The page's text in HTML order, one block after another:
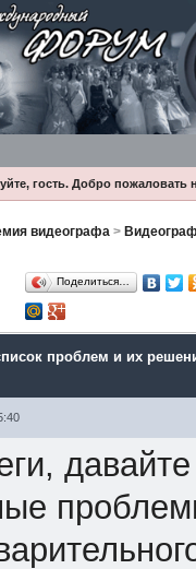
гость. Добро
видеографа >
Поделиться…
проблем и их